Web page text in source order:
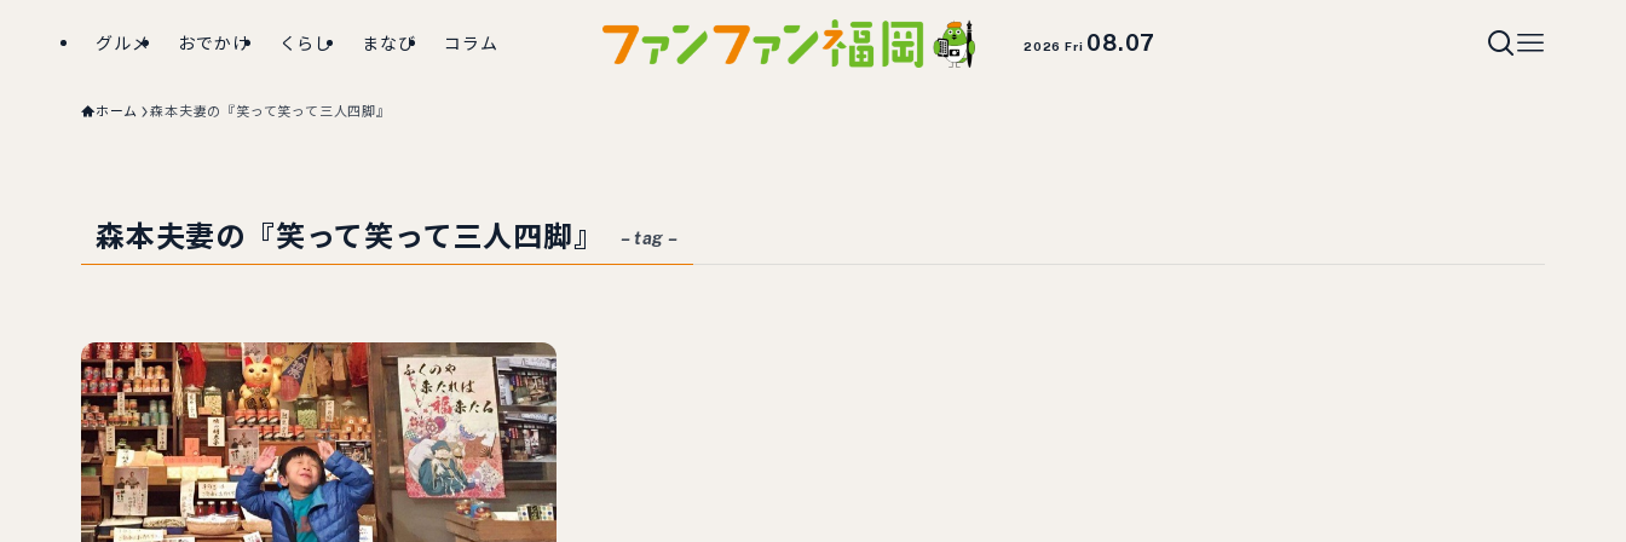
グルメ おでかけ くらし まなび コラム 2026 Fri 08.07
ホーム 森本夫妻の『笑って笑って三人四脚』
森本夫妻の『笑って笑って三人四脚』 – tag –